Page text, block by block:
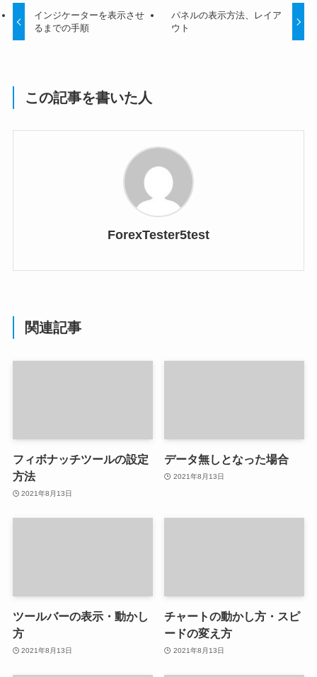
インジケーターを表示させ
るまでの手順
パネルの表示方法、レイア
ウト
この記事を書いた人
ForexTester5test
関連記事
フィボナッチツールの設定
方法
2021年8月13日
データ無しとなった場合
2021年8月13日
ツールバーの表示・動かし
方
2021年8月13日
チャートの動かし方・スピ
ードの変え方
2021年8月13日